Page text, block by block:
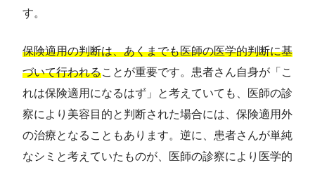
す。
保険適用の判断は、あくまでも医師の医学的判断に基
づいて行われることが重要です。患者さん自身が「こ
れは保険適用になるはず」と考えていても、医師の診
察により美容目的と判断された場合には、保険適用外
の治療となることもあります。逆に、患者さんが単純
なシミと考えていたものが、医師の診察により医学的